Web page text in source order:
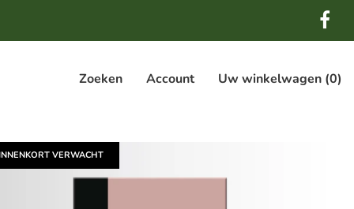
Zoeken Account Uw winkelwagen (0)
VERWACHT